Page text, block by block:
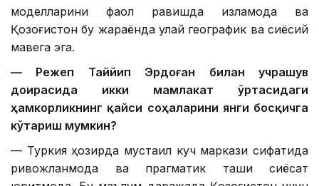
моделларини фаол равишда изламоқда ва
Қозоғистон бу жараёнда қулай географик ва сиёсий
мавқега эга.
— Режеп Таййип Эрдоған билан учрашув
доирасида икки мамлакат ўртасидаги
ҳамкорликнинг қайси соҳаларини янги босқичга
кўтариш мумкин?
— Туркия ҳозирда мустақил куч маркази сифатида
ривожланмоқда ва прагматик ташқи сиёсат